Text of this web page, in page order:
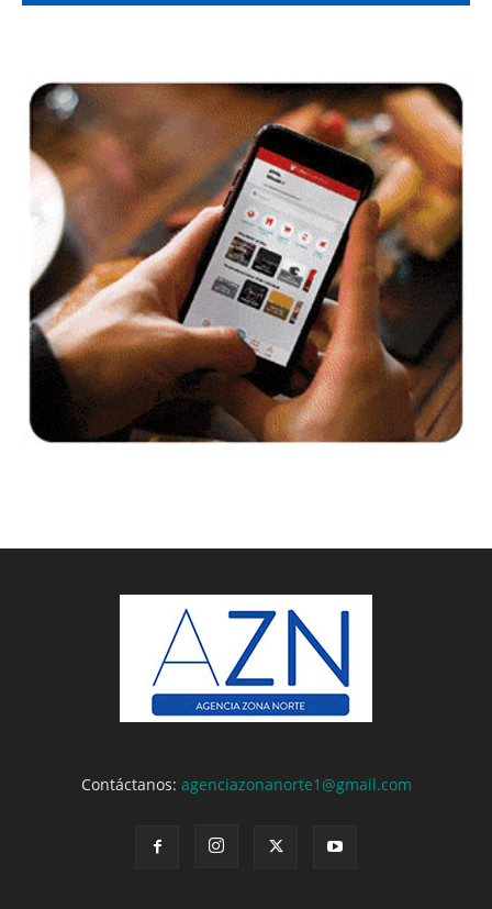
Contáctanos: agenciazonanorte1@gmail.com